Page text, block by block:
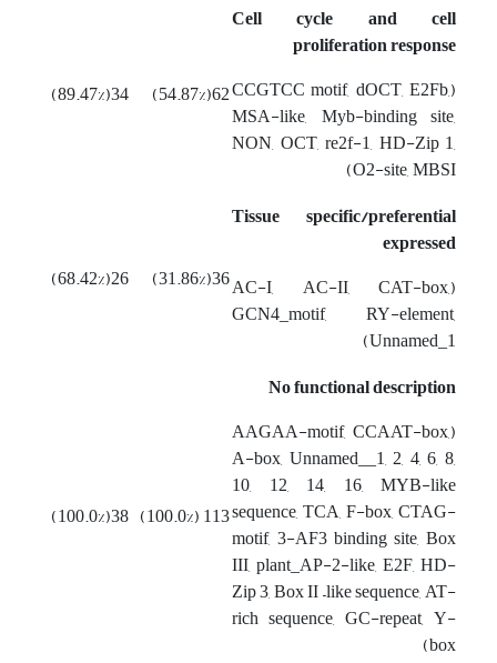
Cell cycle and cell
proliferation response
(CCGTCC motif, dOCT, E2Fb,
MSA-like, Myb-binding site,
NON, OCT, re2f-1, HD-Zip 1,
O2-site, MBSI)
62(54.87%)
34(89.47%)
Tissue specific/preferential
expressed
(AC-I, AC-II, CAT-box,
GCN4_motif, RY-element,
Unnamed_1)
36(31.86%)
26(68.42%)
No functional description
(AAGAA-motif, CCAAT-box,
A-box, Unnamed__1, 2, 4, 6, 8,
10, 12, 14, 16, MYB-like
sequence, TCA, F-box, CTAG-
motif, 3-AF3 binding site, Box
III, plant_AP-2-like, E2F, HD-
Zip 3, Box II –like sequence, AT-
rich sequence, GC-repeat, Y-
box)
113 (100.0%)
38(100.0%)